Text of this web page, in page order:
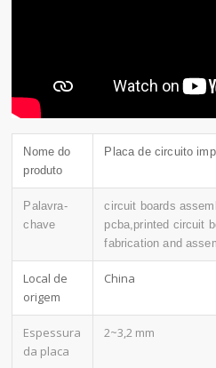
Nome do
produto
Placa de circuito
Palavra-
chave
circuit boards
pcba,printed circuit
fabrication and
Local de
origem
China
Espessura
da placa
2~3,2 mm